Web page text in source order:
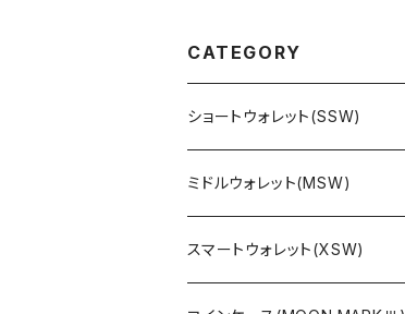
CATEGORY
ショートウォレット(SSW)
ミドルウォレット(MSW)
スマートウォレット(XSW)